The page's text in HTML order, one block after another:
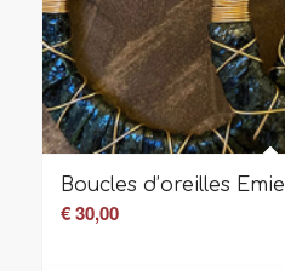
Boucles d’oreilles Emie
€30,00